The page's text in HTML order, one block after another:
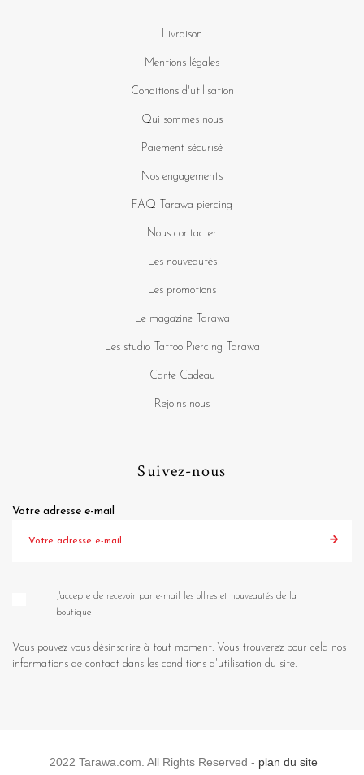
Livraison
Mentions légales
Conditions d'utilisation
Qui sommes nous
Paiement sécurisé
Nos engagements
FAQ Tarawa piercing
Nous contacter
Les nouveautés
Les promotions
Le magazine Tarawa
Les studio Tattoo Piercing Tarawa
Carte Cadeau
Rejoins nous
Suivez-nous
Votre adresse e-mail
J'accepte de recevoir par e-mail les offres et nouveautés de la
boutique
Vous pouvez vous désinscrire à tout moment. Vous trouverez pour cela nos
informations de contact dans les conditions d'utilisation du site.
2022 Tarawa.com. All Rights Reserved - plan du site